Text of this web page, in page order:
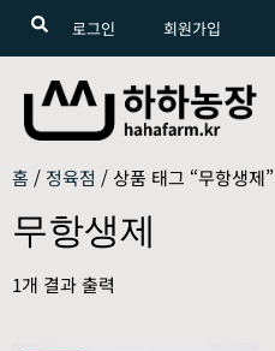
로그인 회원가입
홈 / 정육점 / 상품 태그 “무항생제”
무항생제
1개 결과 출력